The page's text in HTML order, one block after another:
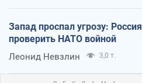
Запад проспал угрозу:
проверить НАТО войной
Леонид Невзлин 3,0 т.